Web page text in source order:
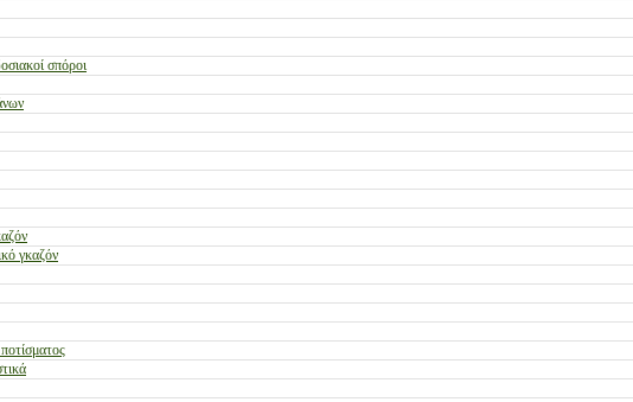
σπόροι
γκαζόν